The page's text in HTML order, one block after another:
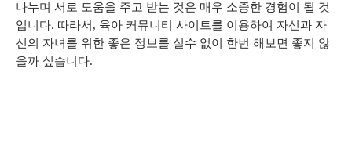
나누며 서로 도움을 주고 받는 것은 매우 소중한 경험이 될 것
입니다. 따라서, 육아 커뮤니티 사이트를 이용하여 자신과 자
신의 자녀를 위한 좋은 정보를 실수 없이 한번 해보면 좋지 않
을까 싶습니다.